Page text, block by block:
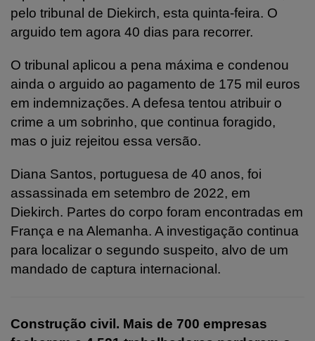
pelo tribunal de Diekirch, esta quinta-feira. O
arguido tem agora 40 dias para recorrer.
O tribunal aplicou a pena máxima e condenou
ainda o arguido ao pagamento de 175 mil euros
em indemnizações. A defesa tentou atribuir o
crime a um sobrinho, que continua foragido,
mas o juiz rejeitou essa versão.
Diana Santos, portuguesa de 40 anos, foi
assassinada em setembro de 2022, em
Diekirch. Partes do corpo foram encontradas em
França e na Alemanha. A investigação continua
para localizar o segundo suspeito, alvo de um
mandado de captura internacional.
Construção civil. Mais de 700 empresas